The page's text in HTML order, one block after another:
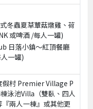
冬蟲夏草蕈菇燉雞、荷
或啤酒 /每人一罐)
日落小鎮～紅頂餐廳
一罐)
假村 Premier Village P
泳池Villa（雙臥、四人
兩人一棟』或其他更